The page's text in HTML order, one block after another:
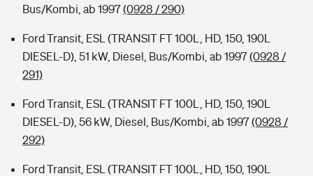
Typklassen: So ist Ihr Auto eingestuft
Sie haben Fragen?
Bus/Kombi, ab 1997(0928 / 290)
Ford Transit, ESL (TRANSIT FT 100L, HD, 150, 190L
DIESEL-D), 51 kW, Diesel, Bus/Kombi, ab 1997(0928 /
291)
Ford Transit, ESL (TRANSIT FT 100L, HD, 150, 190L
DIESEL-D), 56 kW, Diesel, Bus/Kombi, ab 1997(0928 /
292)
Ford Transit, ESL (TRANSIT FT 100L, HD, 150, 190L